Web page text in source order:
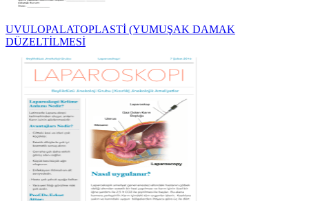
UVULOPALATOPLASTİ (YUMUŞAK DAMAK
DÜZELTİLMESİ